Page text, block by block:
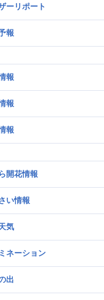
ーリポート
報
報
報
報
開花情報
い情報
気
ネーション
出